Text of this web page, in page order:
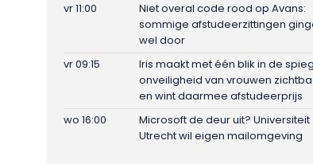
vr 11:00
Niet overal code rood op Avans:
sommige afstudeerzittingen
wel door
vr 09:15
Iris maakt met één blik in de
onveiligheid van vrouwen
en wint daarmee afstudeerprijs
wo 16:00
Microsoft de deur uit? Universiteit
Utrecht wil eigen mailomgeving